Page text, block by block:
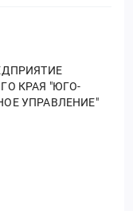
КРАЯ "ЮГО-
УПРАВЛЕНИЕ"